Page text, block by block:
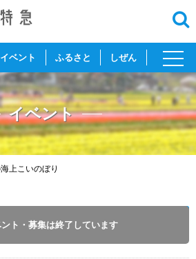
イベント ふるさと しぜん
toggle
イベント
上こいのぼり
ト・募集は終了しています